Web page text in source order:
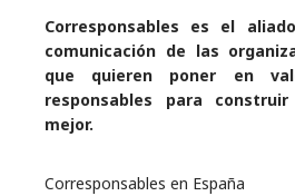
Corresponsables es el
comunicación de las
que quieren poner en
responsables para
mejor.
Corresponsables en España